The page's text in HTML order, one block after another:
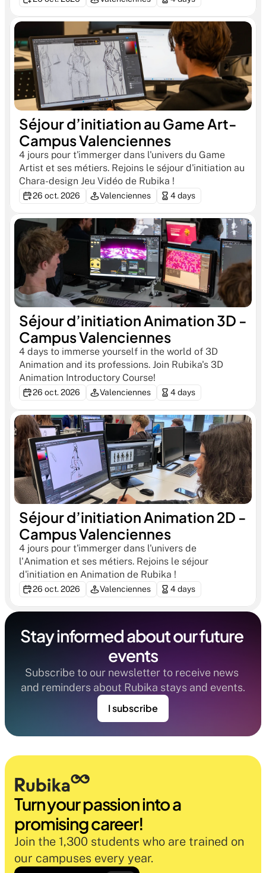
Séjour d’initiation au Game Art-
Campus Valenciennes
4 jours pour t'immerger dans l'univers du Game
Artist et ses métiers. Rejoins le séjour d'initiation au
Chara-design Jeu Vidéo de Rubika !
26 oct. 2026 Valenciennes 4 days
Séjour d’initiation Animation 3D -
Campus Valenciennes
4 days to immerse yourself in the world of 3D
Animation and its professions. Join Rubika's 3D
Animation Introductory Course!
26 oct. 2026 Valenciennes 4 days
Séjour d’initiation Animation 2D -
Campus Valenciennes
4 jours pour t'immerger dans l'univers de
l'Animation et ses métiers. Rejoins le séjour
d'initiation en Animation de Rubika !
26 oct. 2026 Valenciennes 4 days
Stay informed about our future
events
Subscribe to our newsletter to receive news
and reminders about Rubika stays and events.
I subscribe
Turn your passion into a
promising career!
Join the 1,300 students who are trained on
our campuses every year.